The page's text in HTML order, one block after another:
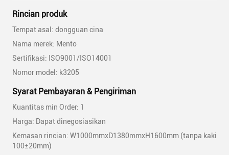
Rincian produk
Tempat asal: dongguan cina
Nama merek: Mento
Sertifikasi: ISO9001/ISO14001
Nomor model: k3205
Syarat Pembayaran & Pengiriman
Kuantitas min Order: 1
Harga: Dapat dinegosiasikan
Kemasan rincian: W1000mmxD1380mmxH1600mm (tanpa kaki
100±20mm)